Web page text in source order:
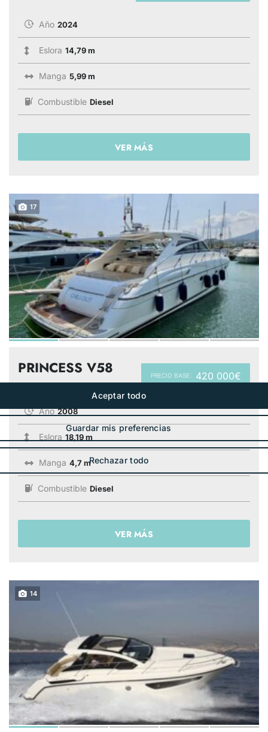
Año 2024
Eslora 14,79 m
Manga 5,99 m
Combustible Diesel
VER MÁS
17
PRECIO BASE: 420 000€
PRINCESS V58
Año 2008
Eslora 18,19 m
Manga 4,7 m
Combustible Diesel
VER MÁS
14